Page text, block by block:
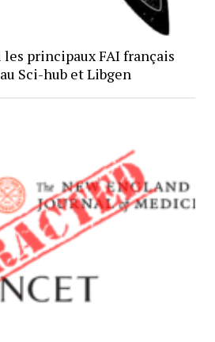
principaux FAI français
Sci-hub et Libgen